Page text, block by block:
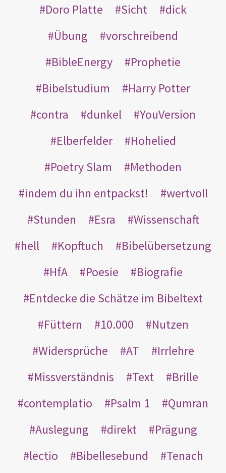
Doro Platte
Sicht
dick
Übung
vorschreibend
BibleEnergy
Prophetie
Bibelstudium
Harry Potter
contra
dunkel
YouVersion
Elberfelder
Hohelied
Poetry Slam
Methoden
indem du ihn entpackst!
wertvoll
Stunden
Esra
Wissenschaft
hell
Kopftuch
Bibelübersetzung
HfA
Poesie
Biografie
Entdecke die Schätze im Bibeltext
Füttern
10.000
Nutzen
Widersprüche
AT
Irrlehre
Missverständnis
Text
Brille
contemplatio
Psalm 1
Qumran
Auslegung
direkt
Prägung
lectio
Bibellesebund
Tenach